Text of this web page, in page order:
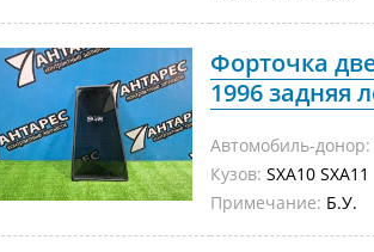
Форточка
1996 задняя
Автомобиль-донор:
Кузов: SXA10
Примечание: Б.У.